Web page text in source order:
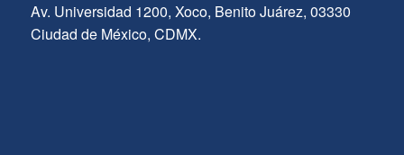
Av. Universidad 1200, Xoco, Benito Juárez, 03330
Ciudad de México, CDMX.